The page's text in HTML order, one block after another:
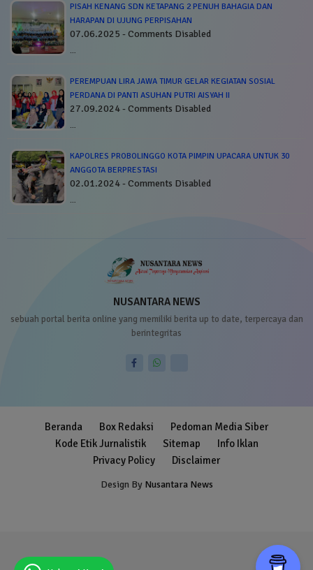
PISAH KENANG SDN KETAPANG 2 PENUH BAHAGIA DAN
HARAPAN DI UJUNG PERPISAHAN
07.06.2025 - Comments Disabled
…
PEREMPUAN LIRA JAWA TIMUR GELAR KEGIATAN SOSIAL
PERDANA DI PANTI ASUHAN PUTRI AISYAH II
27.09.2024 - Comments Disabled
…
KAPOLRES PROBOLINGGO KOTA PIMPIN UPACARA UNTUK 30
ANGGOTA BERPRESTASI
02.01.2024 - Comments Disabled
…
NUSANTARA NEWS
sebuah portal berita online yang memiliki berita up to date, terpercaya dan
berintegritas
Design By Nusantara News
Beranda Box Redaksi
Pedoman Media Siber
Kode Etik Jurnalistik
Sitemap
Info Iklan
Privacy Policy
Disclaimer